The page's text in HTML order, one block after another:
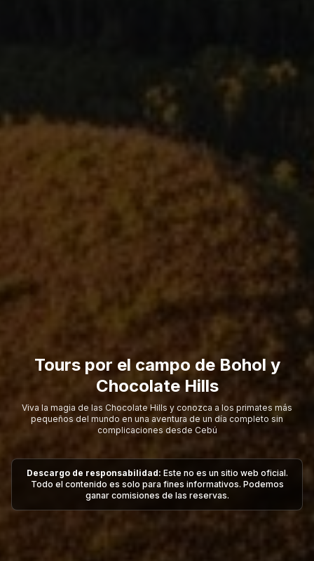
Tours por el campo de Bohol y
Chocolate Hills
Viva la magia de las Chocolate Hills y conozca a los primates más
pequeños del mundo en una aventura de un día completo sin
complicaciones desde Cebú
Descargo de responsabilidad: Este no es un sitio web oficial.
Todo el contenido es solo para fines informativos. Podemos
ganar comisiones de las reservas.